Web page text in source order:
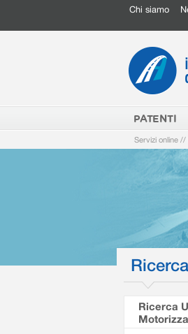
Chi siamo
PATENTI
Servizi online //
Ricerca